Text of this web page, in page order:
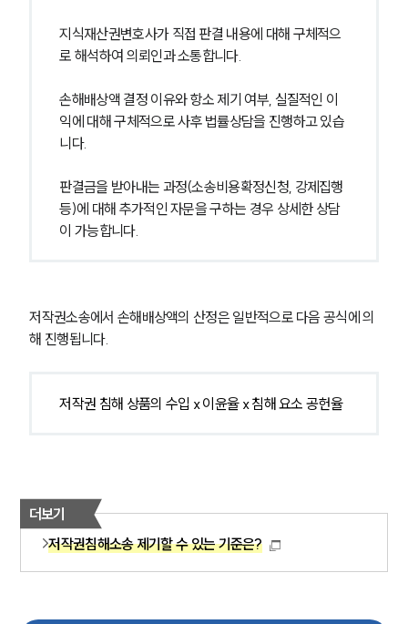
지식재산권변호사가 직접 판결 내용에 대해 구체적으
로 해석하여 의뢰인과 소통합니다.
손해배상액 결정 이유와 항소 제기 여부, 실질적인 이
익에 대해 구체적으로 사후 법률상담을 진행하고 있습
니다.
판결금을 받아내는 과정(소송비용확정신청, 강제집행
등)에 대해 추가적인 자문을 구하는 경우 상세한 상담
이 가능합니다.
저작권소송에서 손해배상액의 산정은 일반적으로 다음 공식에 의
해 진행됩니다.
저작권 침해 상품의 수입 x 이윤율 x 침해 요소 공헌율
더보기
저작권침해소송 제기할 수 있는 기준은?